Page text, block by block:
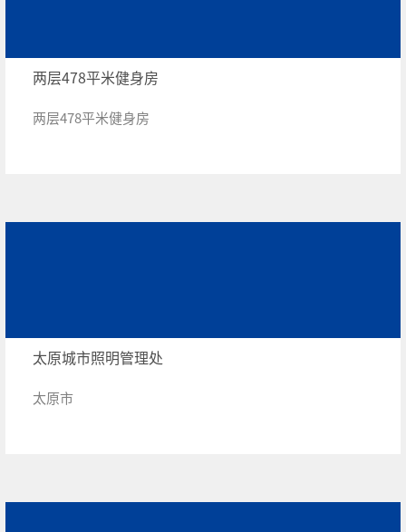
两层478平米健身房
两层478平米健身房
太原城市照明管理处
太原市